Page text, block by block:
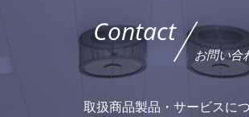
Contact
お問い合
取扱商品製品・サービスに